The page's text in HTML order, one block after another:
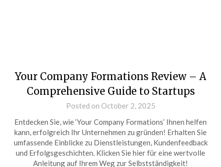
Your Company Formations Review – A
Comprehensive Guide to Startups
Posted on October 2, 2025
Entdecken Sie, wie ‘Your Company Formations’ Ihnen helfen
kann, erfolgreich Ihr Unternehmen zu gründen! Erhalten Sie
umfassende Einblicke zu Dienstleistungen, Kundenfeedback
und Erfolgsgeschichten. Klicken Sie hier für eine wertvolle
Anleitung auf Ihrem Weg zur Selbstständigkeit!